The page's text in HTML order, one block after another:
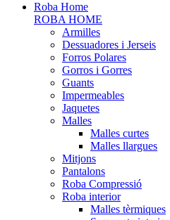
Roba Home
ROBA HOME
Armilles
Dessuadores i Jerseis
Forros Polares
Gorros i Gorres
Guants
Impermeables
Jaquetes
Malles
Malles curtes
Malles llargues
Mitjons
Pantalons
Roba Compressió
Roba interior
Malles tèrmiques